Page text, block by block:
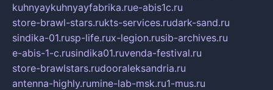
kuhnyaykuhnyayfabrika.rue-abis1c.ru
store-brawl-stars.rukts-services.rudark-sand.ru
sindika-01.rusp-life.rux-legion.rusib-archives.ru
e-abis-1-c.rusindika01.ruvenda-festival.ru
store-brawlstars.rudooraleksandria.ru
antenna-highly.rumine-lab-msk.ru1-mus.ru